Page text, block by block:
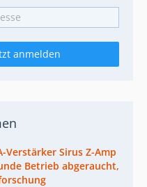
anmelden
Verstärker Sirus Z-Amp
Betrieb abgeraucht,